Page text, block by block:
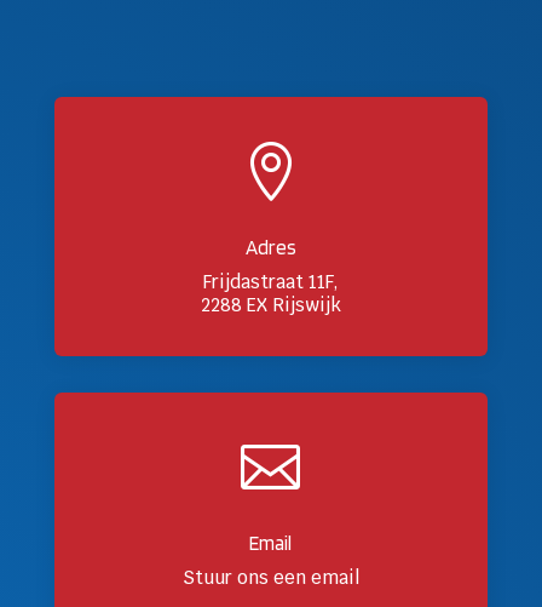

Adres
Frijdastraat 11F,
2288 EX Rijswijk

Email
Stuur ons een email